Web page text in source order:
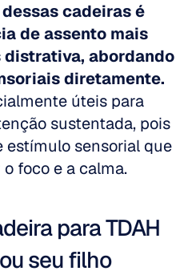
cadeiras é
de assento mais
distrativa, abordando
diretamente.
úteis para
sustentada, pois
estímulo sensorial que
foco e a calma.
para TDAH
seu filho